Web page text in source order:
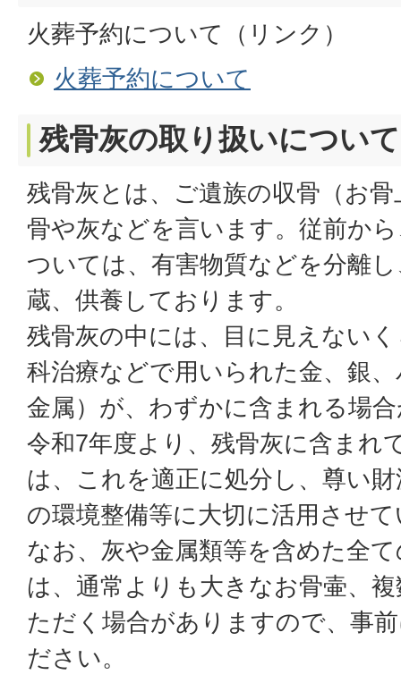
火葬予約について（リンク）
火葬予約について
残骨灰の取り扱いについて
残骨灰とは、ご遺族の収骨（お
骨や灰などを言います。従前か
ついては、有害物質などを分離
蔵、供養しております。
残骨灰の中には、目に見えない
科治療などで用いられた金、銀
金属）が、わずかに含まれる場
令和7年度より、残骨灰に含まれ
は、これを適正に処分し、尊い
の環境整備等に大切に活用させ
なお、灰や金属類等を含めた全
は、通常よりも大きなお骨壷、
ただく場合がありますので、事
ださい。